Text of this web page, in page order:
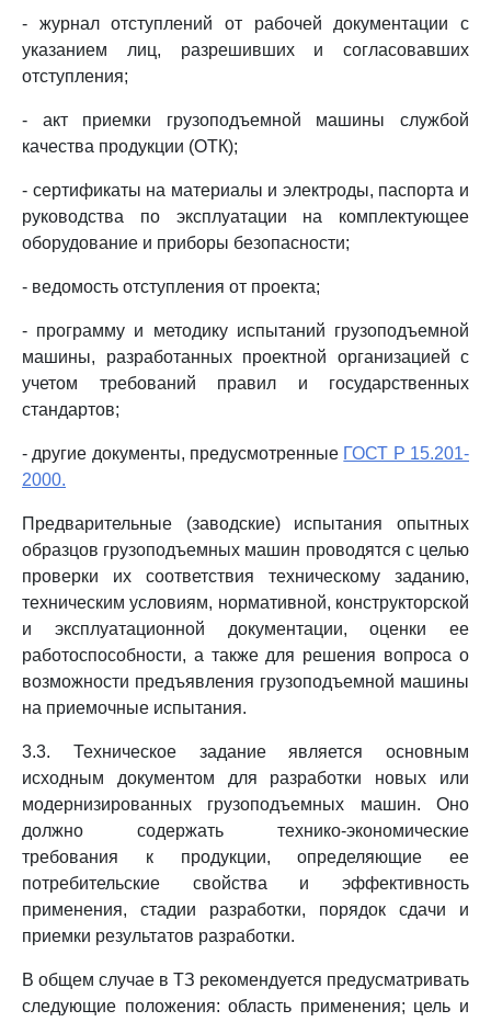
- журнал отступлений от рабочей документации с
указанием лиц, разрешивших и согласовавших
отступления;
- акт приемки грузоподъемной машины службой
качества продукции (ОТК);
- сертификаты на материалы и электроды, паспорта и
руководства по эксплуатации на комплектующее
оборудование и приборы безопасности;
- ведомость отступления от проекта;
- программу и методику испытаний грузоподъемной
машины, разработанных проектной организацией с
учетом требований правил и государственных
стандартов;
- другие документы, предусмотренные ГОСТ Р 15.201-
2000.
Предварительные (заводские) испытания опытных
образцов грузоподъемных машин проводятся с целью
проверки их соответствия техническому заданию,
техническим условиям, нормативной, конструкторской
и эксплуатационной документации, оценки ее
работоспособности, а также для решения вопроса о
возможности предъявления грузоподъемной машины
на приемочные испытания.
3.3. Техническое задание является основным
исходным документом для разработки новых или
модернизированных грузоподъемных машин. Оно
должно содержать технико-экономические
требования к продукции, определяющие ее
потребительские свойства и эффективность
применения, стадии разработки, порядок сдачи и
приемки результатов разработки.
В общем случае в ТЗ рекомендуется предусматривать
следующие положения: область применения; цель и